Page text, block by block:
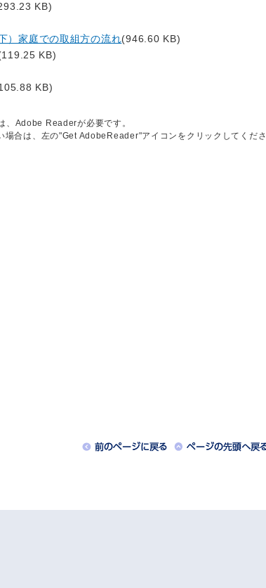
KB)
）家庭での取組方の流れ(946.60 KB)
KB)
KB)
、Adobe Readerが必要です。
合は、左の"Get AdobeReader"アイコンをクリックしてくださ